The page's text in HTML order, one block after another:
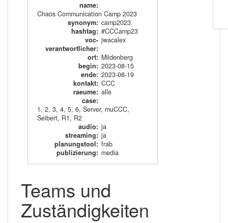
name:
Chaos Communication Camp 2023
synonym: camp2023
hashtag: #CCCamp23
voc-
verantwortlicher:
jwacalex
ort: Mildenberg
begin: 2023-08-15
ende: 2023-08-19
kontakt: CCC
raeume: alle
case:
1,2,3,4,5,6,Server, muCCC,
Seibert, R1, R2
audio: ja
streaming: ja
planungstool: frab
publizierung: media
Teams und
Zuständigkeiten